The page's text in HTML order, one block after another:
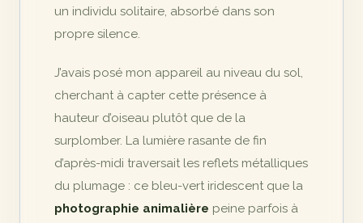
un individu solitaire, absorbé dans son
propre silence.
J’avais posé mon appareil au niveau du sol,
cherchant à capter cette présence à
hauteur d’oiseau plutôt que de la
surplomber. La lumière rasante de fin
d’après-midi traversait les reflets métalliques
du plumage : ce bleu-vert iridescent que la
photographie animalière peine parfois à